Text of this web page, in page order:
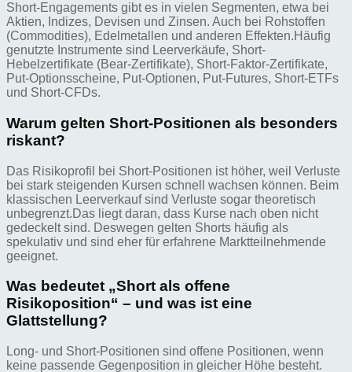
Short-Engagements gibt es in vielen Segmenten, etwa bei
Aktien, Indizes, Devisen und Zinsen. Auch bei Rohstoffen
(Commodities), Edelmetallen und anderen Effekten.Häufig
genutzte Instrumente sind Leerverkäufe, Short-
Hebelzertifikate (Bear-Zertifikate), Short-Faktor-Zertifikate,
Put-Optionsscheine, Put-Optionen, Put-Futures, Short-ETFs
und Short-CFDs.
Warum gelten Short-Positionen als besonders
riskant?
Das Risikoprofil bei Short-Positionen ist höher, weil Verluste
bei stark steigenden Kursen schnell wachsen können. Beim
klassischen Leerverkauf sind Verluste sogar theoretisch
unbegrenzt.Das liegt daran, dass Kurse nach oben nicht
gedeckelt sind. Deswegen gelten Shorts häufig als
spekulativ und sind eher für erfahrene Marktteilnehmende
geeignet.
Was bedeutet „Short als offene
Risikoposition“ – und was ist eine
Glattstellung?
Long- und Short-Positionen sind offene Positionen, wenn
keine passende Gegenposition in gleicher Höhe besteht.